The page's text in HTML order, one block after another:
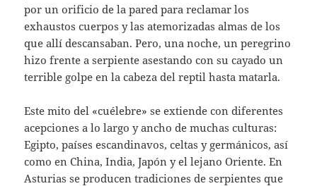
por un orificio de la pared para reclamar los
exhaustos cuerpos y las atemorizadas almas de los
que allí descansaban. Pero, una noche, un peregrino
hizo frente a serpiente asestando con su cayado un
terrible golpe en la cabeza del reptil hasta matarla.
Este mito del «cuélebre» se extiende con diferentes
acepciones a lo largo y ancho de muchas culturas:
Egipto, países escandinavos, celtas y germánicos, así
como en China, India, Japón y el lejano Oriente. En
Asturias se producen tradiciones de serpientes que